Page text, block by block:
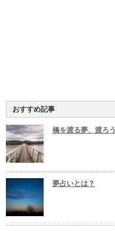
おすすめ記事
橋を渡る夢、渡ろ
夢占いとは？